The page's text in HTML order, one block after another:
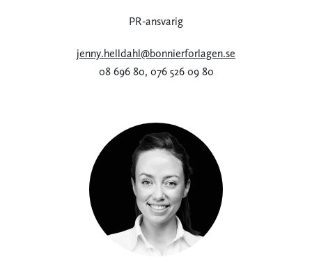
PR-ansvarig
jenny.helldahl@bonnierforlagen.se
08 696 80, 076 526 09 80